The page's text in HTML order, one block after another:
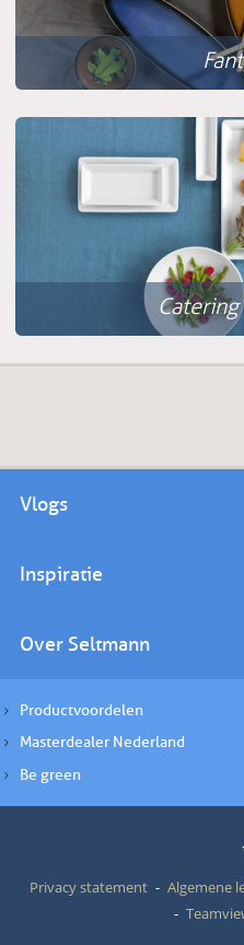
Vlogs
Inspiratie
Over Seltmann
Productvoordelen
Masterdealer Nederland
Be green
Privacy statement
Algemene